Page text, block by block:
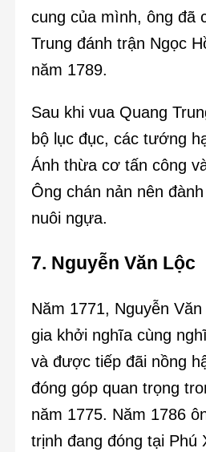
cung của mình, ông đã
Trung đánh trận Ngọc
năm 1789.
Sau khi vua Quang
bộ lục đục, các tướng
Ánh thừa cơ tấn công
Ông chán nản nên
nuôi ngựa.
7. Nguyễn Văn Lộc
Năm 1771, Nguyễn
gia khởi nghĩa cùng
và được tiếp đãi nồng
đóng góp quan trọng
năm 1775. Năm 1786
trịnh đang đóng tại Phú